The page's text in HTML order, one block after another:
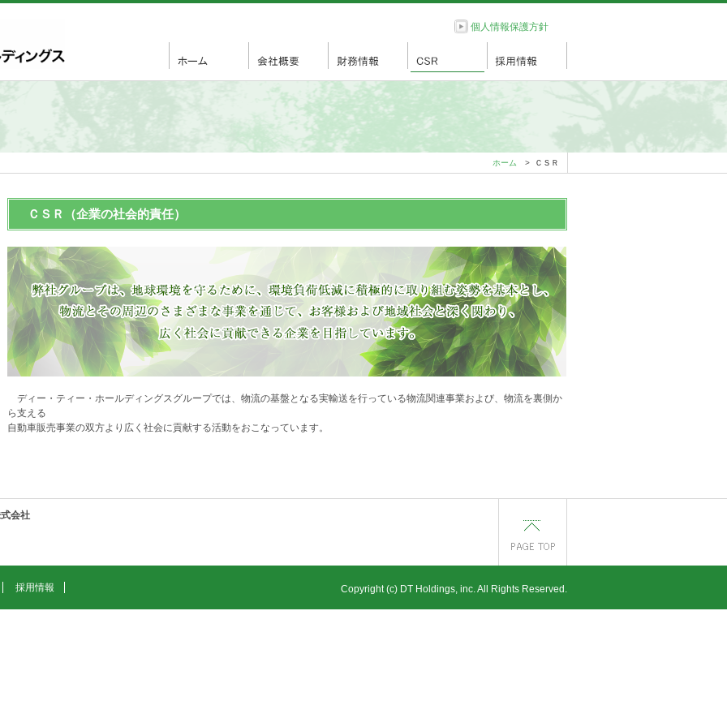
個人情報保護方針
ホーム > ＣＳＲ
ＣＳＲ（企業の社会的責任）
ディー・ティー・ホールディングスグループでは、物流の基盤となる実輸送を行っている物流関連事業および、物流を裏側か
ら支える
自動車販売事業の双方より広く社会に貢献する活動をおこなっています。
会社
採用情報 Copyright (c) DT Holdings, inc. All Rights Reserved.